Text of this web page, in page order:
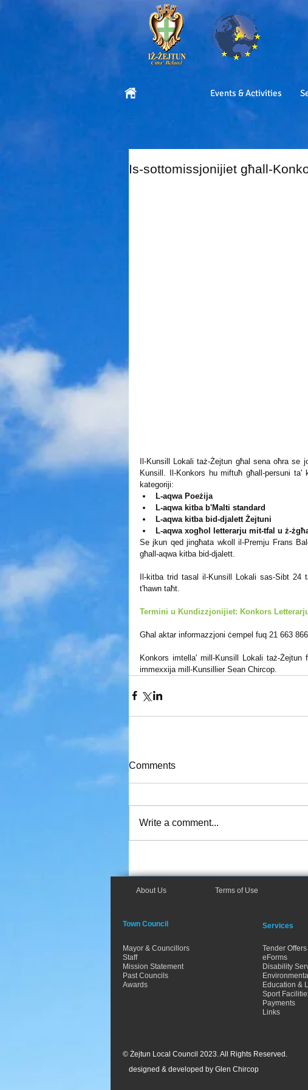
Events & Activities
Is-sottomissjonijiet għall-
Il-Kunsill Lokali taż-Żejtun għal sena oħra se
Kunsill. Il-Konkors hu miftuħ għall-persuni
kategoriji:
L-aqwa Poeżija
L-aqwa kitba b'Malti standard
L-aqwa kitba bid-djalett Żejtuni
L-aqwa xogħol letterarju mit-tfal u ż-
Se jkun qed jingħata wkoll il-Premju Frans
għall-aqwa kitba bid-djalett.
Il-kitba trid tasal il-Kunsill Lokali sas-Sibt 24
t'hawn taħt.
Termini u Kundizzjonijiet: Konkors
Għal aktar informazzjoni ċempel fuq 21 663 866.
Konkors imtella' mill-Kunsill Lokali taż-Żejtun
immexxija mill-Kunsillier Sean Chircop.
Comments
Write a comment...
About Us Terms of Use
Town Council
Mayor & Councillors
Staff
Mission Statement
Past Councils
Awards
Services
Tender Offers
eForms
Disability
Education &
Sport
Payments
Links
© Żejtun Local Council 2023. All Rights Reserved.
designed & developed by Glen Chircop